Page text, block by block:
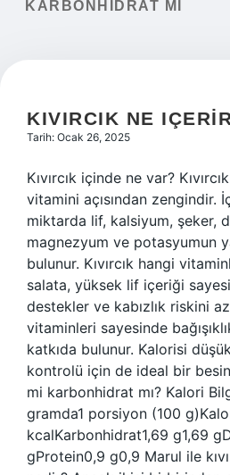
KARBONHIDRAT MI
KIVIRCIK NE IÇERIR
Tarih: Ocak 26, 2025
Kıvırcık içinde ne var?
vitamini açısından zengindir.
miktarda lif, kalsiyum, şeker,
magnezyum ve potasyumun
bulunur. Kıvırcık hangi
salata, yüksek lif içeriği
destekler ve kabızlık riskini
vitaminleri sayesinde
katkıda bulunur. Kalorisi
kontrolü için de ideal bir
mi karbonhidrat mı? Kalori
gramda1 porsiyon (100
kcalKarbonhidrat1,69 g1,69
gProtein0,9 g0,9 Marul ile